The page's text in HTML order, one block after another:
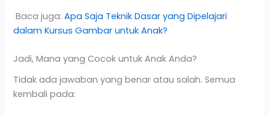
Baca juga: Apa Saja Teknik Dasar yang Dipelajari
dalam Kursus Gambar untuk Anak?
Jadi, Mana yang Cocok untuk Anak Anda?
Tidak ada jawaban yang benar atau salah. Semua
kembali pada: